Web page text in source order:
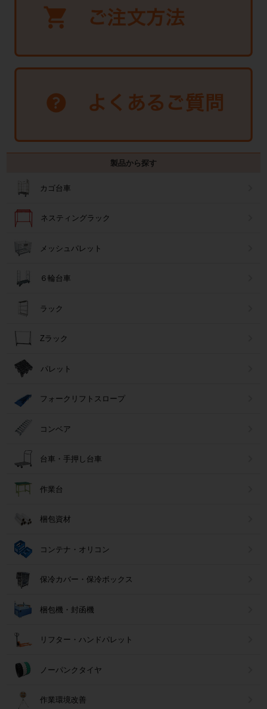
製品から探す
カゴ台車
ネスティングラック
メッシュパレット
６輪台車
ラック
Zラック
パレット
フォークリフトスロープ
コンベア
台車・手押し台車
作業台
梱包資材
コンテナ・オリコン
保冷カバー・保冷ボックス
梱包機・封函機
リフター・ハンドパレット
ノーパンクタイヤ
作業環境改善